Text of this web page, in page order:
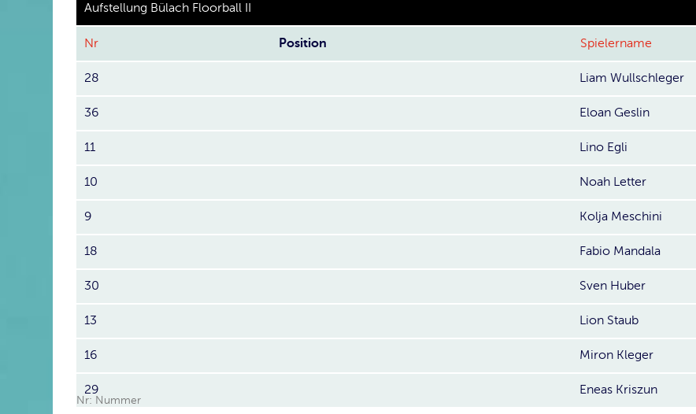
Aufstellung Bülach Floorball II
Nr Position Spielername
28 Liam Wullschleger
36 Eloan Geslin
11 Lino Egli
10 Noah Letter
9 Kolja Meschini
18 Fabio Mandala
30 Sven Huber
13 Lion Staub
16 Miron Kleger
29 Eneas Kriszun
Nr: Nummer